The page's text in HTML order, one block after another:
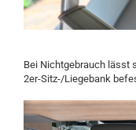
Bei Nichtgebrauch lässt
2er-Sitz-/Liegebank